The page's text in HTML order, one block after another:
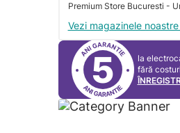
Premium Store Bucuresti -
Vezi magazinele noastre
5
la
fără